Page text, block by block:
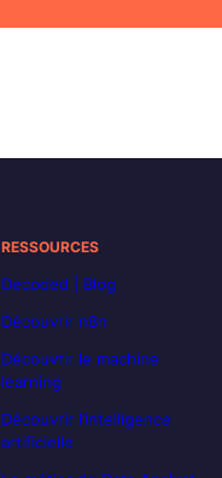
RESSOURCES
Decoded | Blog
Découvrir n8n
Découvrir le machine
learning
Découvrir l’intelligence
artificielle